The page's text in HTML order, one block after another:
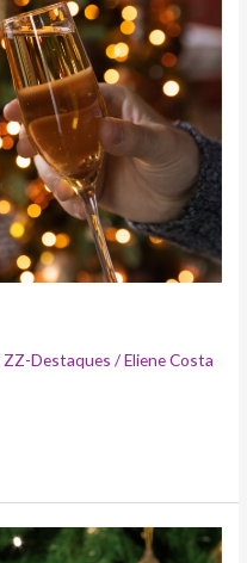
ZZ-Destaques /Eliene Costa